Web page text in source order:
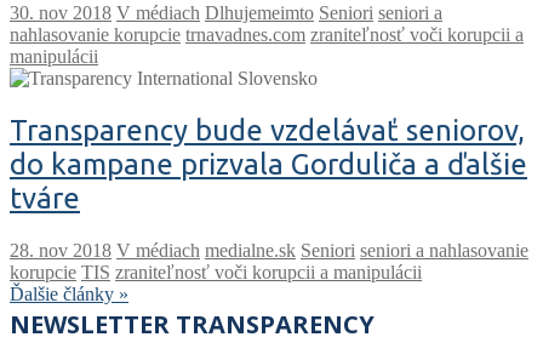
V médiach Dlhujemeimto Seniori seniori a
nahlasovanie korupcie trnavadnes.com zraniteľnosť voči korupcii a
manipulácii
Transparency bude vzdelávať seniorov,
do kampane prizvala Gorduliča a ďalšie
tváre
V médiach medialne.sk Seniori seniori a nahlasovanie
korupcie TIS zraniteľnosť voči korupcii a manipulácii
Ďalšie články »